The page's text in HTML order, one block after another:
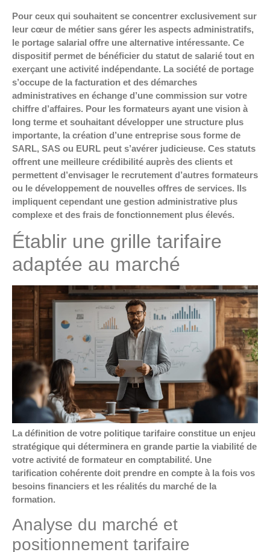
Pour ceux qui souhaitent se concentrer exclusivement sur
leur cœur de métier sans gérer les aspects administratifs,
le portage salarial offre une alternative intéressante. Ce
dispositif permet de bénéficier du statut de salarié tout en
exerçant une activité indépendante. La société de portage
s’occupe de la facturation et des démarches
administratives en échange d’une commission sur votre
chiffre d’affaires. Pour les formateurs ayant une vision à
long terme et souhaitant développer une structure plus
importante, la création d’une entreprise sous forme de
SARL, SAS ou EURL peut s’avérer judicieuse. Ces statuts
offrent une meilleure crédibilité auprès des clients et
permettent d’envisager le recrutement d’autres formateurs
ou le développement de nouvelles offres de services. Ils
impliquent cependant une gestion administrative plus
complexe et des frais de fonctionnement plus élevés.
Établir une grille tarifaire
adaptée au marché
La définition de votre politique tarifaire constitue un enjeu
stratégique qui déterminera en grande partie la viabilité de
votre activité de formateur en comptabilité. Une
tarification cohérente doit prendre en compte à la fois vos
besoins financiers et les réalités du marché de la
formation.
Analyse du marché et
positionnement tarifaire